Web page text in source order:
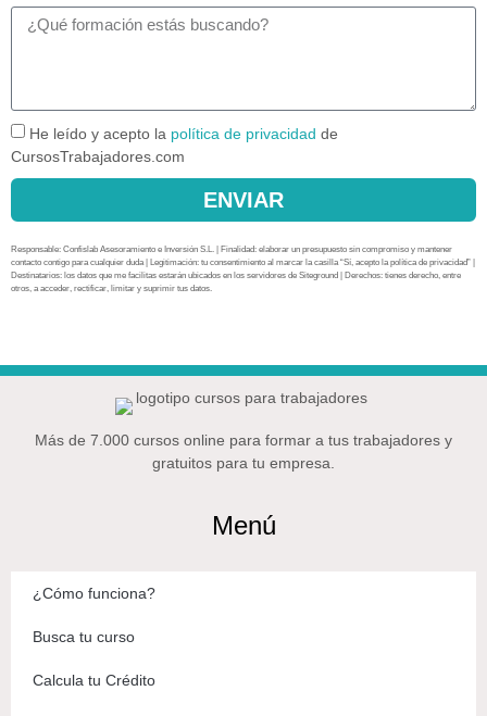
He leído y acepto la política de privacidad de
CursosTrabajadores.com
ENVIAR
Responsable: Confislab Asesoramiento e Inversión S.L. | Finalidad: elaborar un presupuesto sin compromiso y mantener
contacto contigo para cualquier duda | Legitimación: tu consentimiento al marcar la casilla “Sí, acepto la política de privacidad” |
Destinatarios: los datos que me facilitas estarán ubicados en los servidores de Siteground | Derechos: tienes derecho, entre
otros, a acceder, rectificar, limitar y suprimir tus datos.
Más de 7.000 cursos online para formar a tus trabajadores y
gratuitos para tu empresa.
Menú
¿Cómo funciona?
Busca tu curso
Calcula tu Crédito